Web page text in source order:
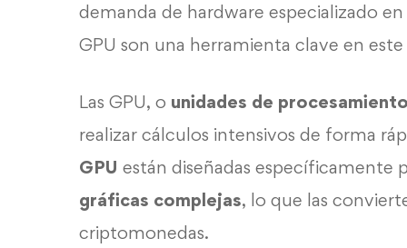
demanda de hardware especializado
GPU son una herramienta clave en
Las GPU, o unidades de
realizar cálculos intensivos de forma
GPU están diseñadas específicamente
gráficas complejas, lo que las
criptomonedas.